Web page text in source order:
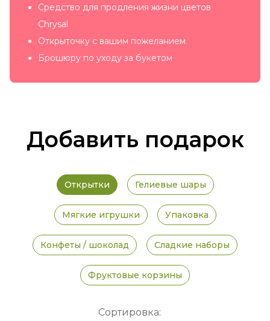
Средство для продления жизни цветов
Chrysal
Открыточку с вашим пожеланием
Брошюру по уходу за букетом
Добавить подарок
Открытки Гелиевые шары
Мягкие игрушки Упаковка
Конфеты / шоколад Сладкие наборы
Фруктовые корзины
Сортировка: